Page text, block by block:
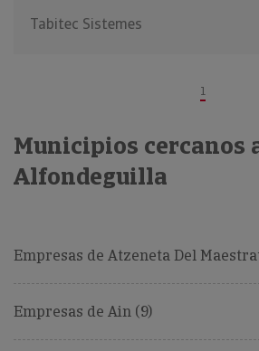
Tabitec Sistemes
1
Municipios cercanos
Alfondeguilla
Empresas de Atzeneta Del
Empresas de Ain (9)